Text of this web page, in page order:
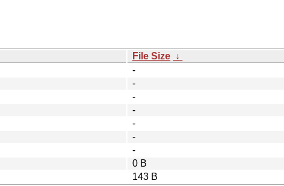
File Size ↓
-
-
-
-
-
-
-
0 B
143 B